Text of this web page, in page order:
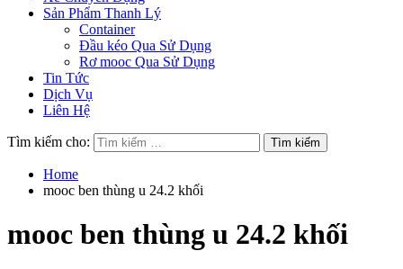
Sản Phẩm Thanh Lý
Container
Đầu kéo Qua Sử Dụng
Rơ mooc Qua Sử Dụng
Tin Tức
Dịch Vụ
Liên Hệ
Tìm kiếm cho:
Home
mooc ben thùng u 24.2 khối
mooc ben thùng u 24.2 khối